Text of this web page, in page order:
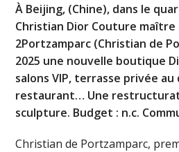
À Beijing, (Chine), dans le
Christian Dior Couture maître
2Portzamparc (Christian de
2025 une nouvelle boutique
salons VIP, terrasse privée
restaurant… Une
sculpture. Budget : n.c.
Christian de Portzamparc,